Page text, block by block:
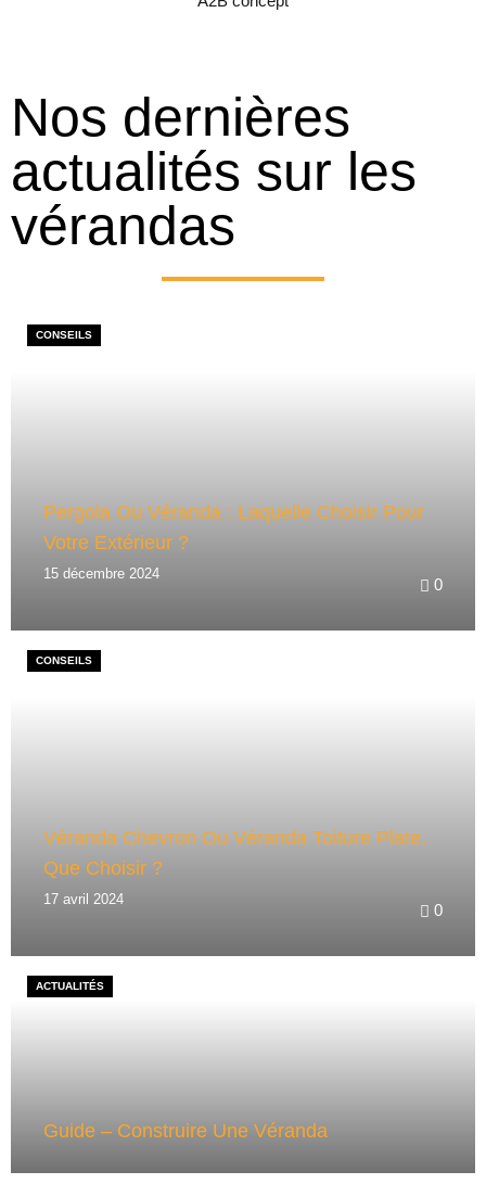
Nos dernières
actualités sur les
vérandas
Pergola Ou Véranda : Laquelle Choisir Pour
Votre Extérieur ?
15 décembre 2024
CONSEILS
0
Véranda Chevron Ou Véranda Toiture Plate,
Que Choisir ?
17 avril 2024
CONSEILS
0
Guide – Construire Une Véranda
ACTUALITÉS